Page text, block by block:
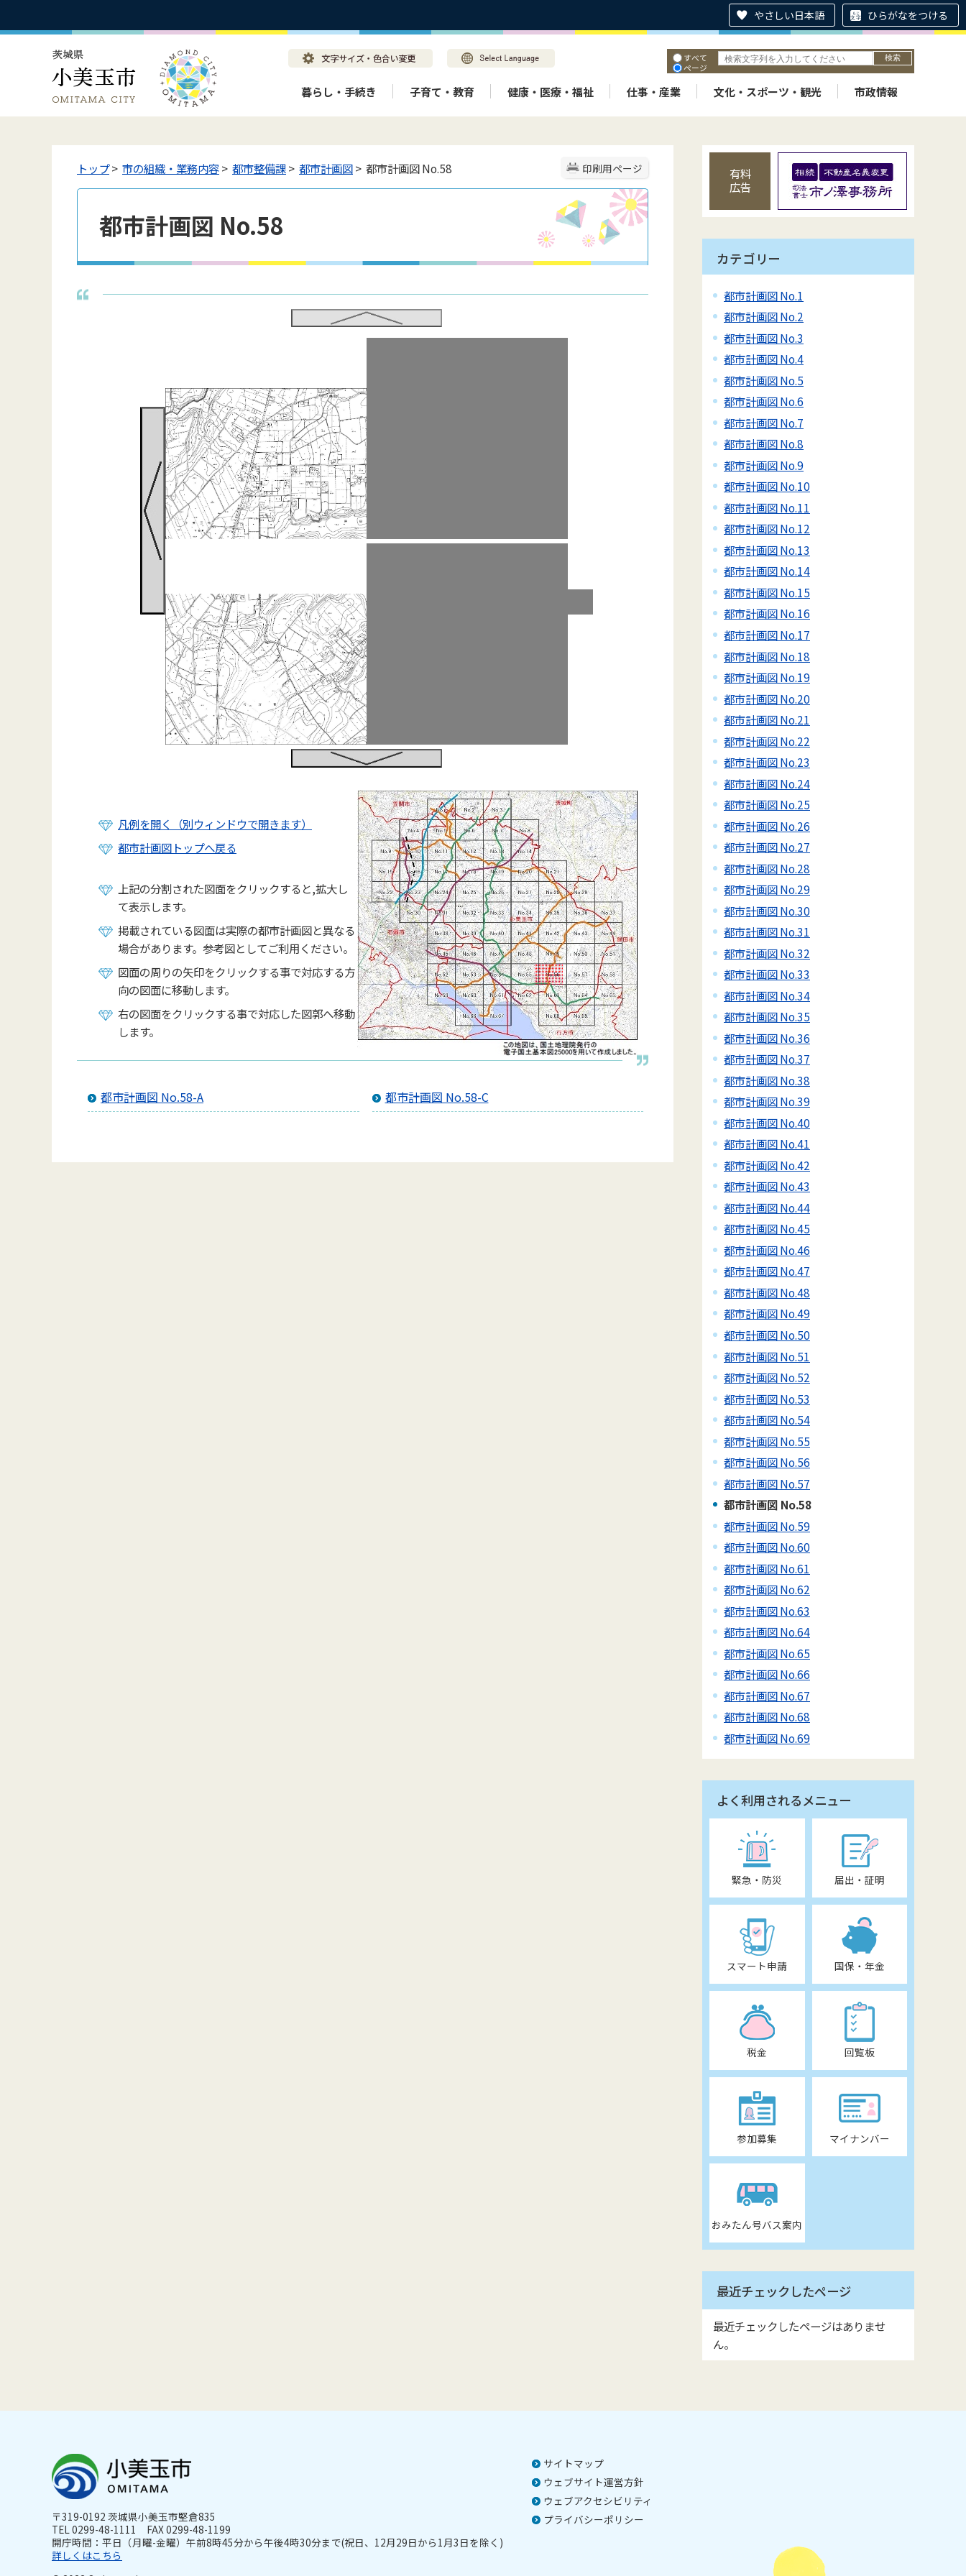
やさしい日本語 ひらがなをつける
すべて
ページ
暮らし・手続き 子育て・教育 健康・医療・福祉 仕事・産業 文化・スポーツ・観光 市政情報
印刷用ページ
トップ> 市の組織・業務内容> 都市整備課> 都市計画図> 都市計画図 No.58
都市計画図 No.58
凡例を開く（別ウィンドウで開きます）
都市計画図トップへ戻る
上記の分割された図面をクリックすると,拡大し
て表示します。
掲載されている図面は実際の都市計画図と異なる
場合があります。参考図としてご利用ください。
図面の周りの矢印をクリックする事で対応する方
向の図面に移動します。
右の図面をクリックする事で対応した図郭へ移動
します。
都市計画図 No.58-A 都市計画図 No.58-C
有料
広告
カテゴリー
都市計画図 No.1
都市計画図 No.2
都市計画図 No.3
都市計画図 No.4
都市計画図 No.5
都市計画図 No.6
都市計画図 No.7
都市計画図 No.8
都市計画図 No.9
都市計画図 No.10
都市計画図 No.11
都市計画図 No.12
都市計画図 No.13
都市計画図 No.14
都市計画図 No.15
都市計画図 No.16
都市計画図 No.17
都市計画図 No.18
都市計画図 No.19
都市計画図 No.20
都市計画図 No.21
都市計画図 No.22
都市計画図 No.23
都市計画図 No.24
都市計画図 No.25
都市計画図 No.26
都市計画図 No.27
都市計画図 No.28
都市計画図 No.29
都市計画図 No.30
都市計画図 No.31
都市計画図 No.32
都市計画図 No.33
都市計画図 No.34
都市計画図 No.35
都市計画図 No.36
都市計画図 No.37
都市計画図 No.38
都市計画図 No.39
都市計画図 No.40
都市計画図 No.41
都市計画図 No.42
都市計画図 No.43
都市計画図 No.44
都市計画図 No.45
都市計画図 No.46
都市計画図 No.47
都市計画図 No.48
都市計画図 No.49
都市計画図 No.50
都市計画図 No.51
都市計画図 No.52
都市計画図 No.53
都市計画図 No.54
都市計画図 No.55
都市計画図 No.56
都市計画図 No.57
都市計画図 No.58
都市計画図 No.59
都市計画図 No.60
都市計画図 No.61
都市計画図 No.62
都市計画図 No.63
都市計画図 No.64
都市計画図 No.65
都市計画図 No.66
都市計画図 No.67
都市計画図 No.68
都市計画図 No.69
よく利用されるメニュー
緊急・防災 届出・証明
スマート申請 国保・年金
税金 回覧板
参加募集 マイナンバー
おみたん号バス案内
最近チェックしたページ
最近チェックしたページはありませ
ん。
サイトマップ
ウェブサイト運営方針
ウェブアクセシビリティ
プライバシーポリシー
〒319-0192 茨城県小美玉市堅倉835
TEL 0299-48-1111 FAX 0299-48-1199
開庁時間：平日（月曜-金曜）午前8時45分から午後4時30分まで(祝日、12月29日から1月3日を除く)
詳しくはこちら